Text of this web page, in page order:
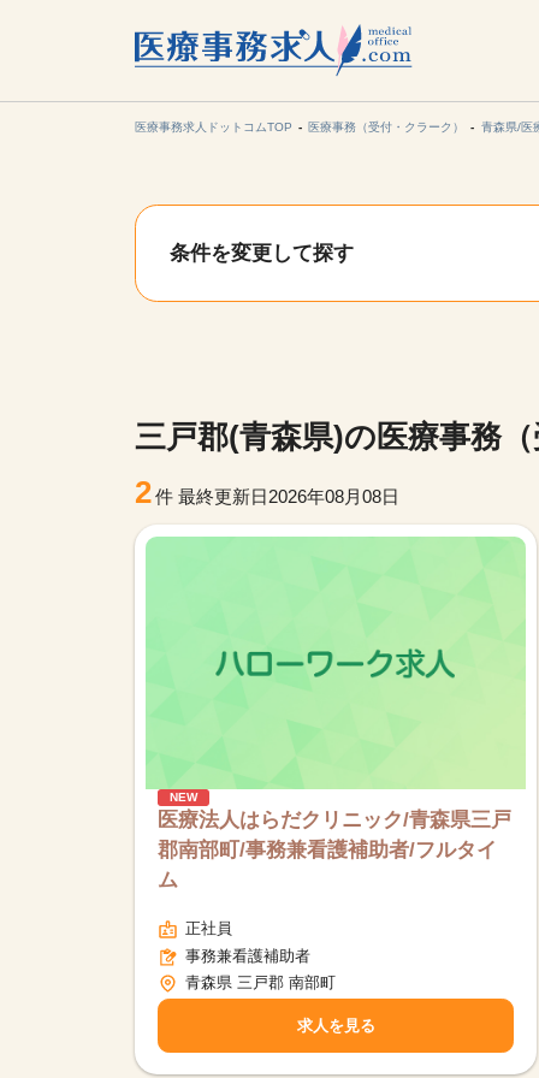
医療事務求人ドットコムTOP 医療事務（受付・クラーク） 青森県/医
条件を変更して探す
三戸郡(青森県)の医療事務
2件 最終更新日2026年08月08日
NEW
医療法人はらだクリニック/青森県三戸
郡南部町/事務兼看護補助者/フルタイ
ム
正社員
事務兼看護補助者
青森県 三戸郡 南部町
求人を見る